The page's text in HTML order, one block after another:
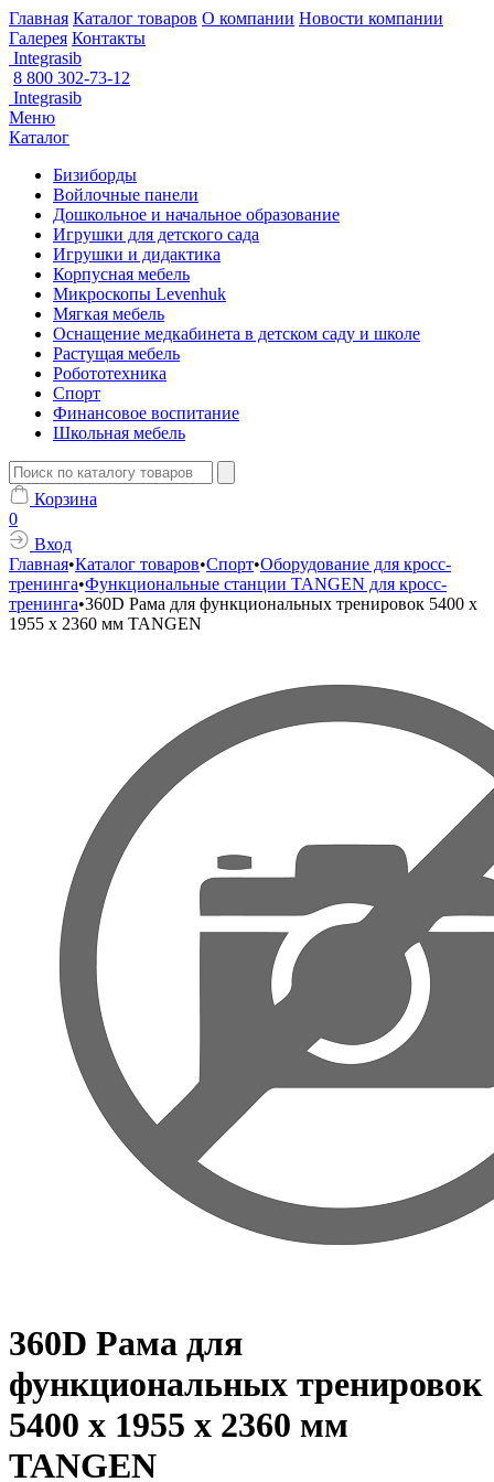
Главная Каталог товаров О компании Новости компании
Галерея Контакты
Integrasib
8 800 302-73-12
Integrasib
Меню
Каталог
Бизиборды
Войлочные панели
Дошкольное и начальное образование
Игрушки для детского сада
Игрушки и дидактика
Корпусная мебель
Микроскопы Levenhuk
Мягкая мебель
Оснащение медкабинета в детском саду и школе
Растущая мебель
Робототехника
Спорт
Финансовое воспитание
Школьная мебель
Корзина
0
Вход
Главная•Каталог товаров•Спорт•Оборудование для кросс-
тренинга•Функциональные станции TANGEN для кросс-
тренинга•360D Рама для функциональных тренировок 5400 х
1955 х 2360 мм TANGEN
360D Рама для
функциональных тренировок
5400 х 1955 х 2360 мм
TANGEN